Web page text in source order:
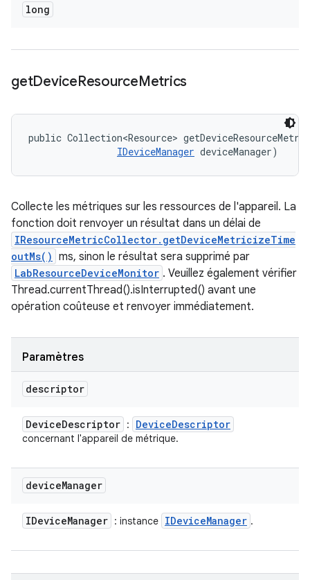
long
getDeviceResourceMetrics
public Collection<Resource>
IDeviceManager deviceManager)
Collecte les métriques sur les ressources de l'appareil. La
fonction doit renvoyer un résultat dans un délai de
IResourceMetricCollector.getDeviceMetricizeTime
outMs() ms, sinon le résultat sera supprimé par
LabResourceDeviceMonitor . Veuillez également vérifier
Thread.currentThread().isInterrupted() avant une
opération coûteuse et renvoyer immédiatement.
Paramètres
descriptor
DeviceDescriptor : DeviceDescriptor
concernant l'appareil de métrique.
deviceManager
IDeviceManager : instance IDeviceManager .